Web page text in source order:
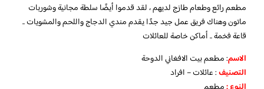
مطعم رائع وطعام طازج لديهم ، لقد قدموا أيضًا سلطة مجانية وشوربات
ماتون وهناك فريق عمل جيد جدًا يقدم مندي الدجاج واللحم والمشويات ..
قاعة فخمة .. أماكن خاصة للعائلات
الاسم: مطعم بيت الافغاني الدوحة
التصنيف: عائلات – افراد